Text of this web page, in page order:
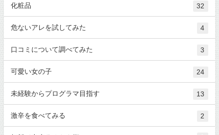
化粧品 32
危ないアレを試してみた 4
口コミについて調べてみた 3
可愛い女の子 24
未経験からプログラマ目指す 13
激辛を食べてみる 2